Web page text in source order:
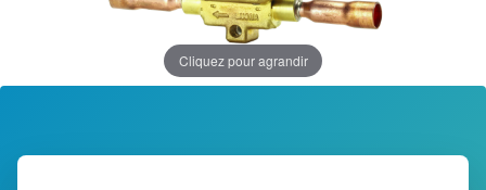
Cliquez pour agrandir